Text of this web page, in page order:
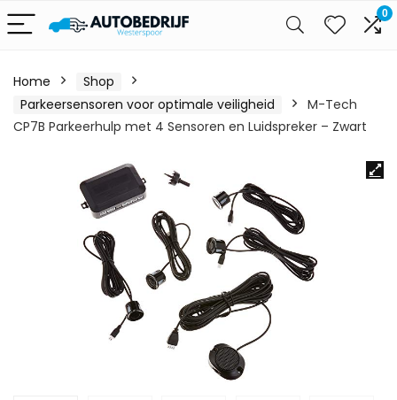
0
Home
Shop
Parkeersensoren voor optimale veiligheid
M-Tech
CP7B Parkeerhulp met 4 Sensoren en Luidspreker – Zwart